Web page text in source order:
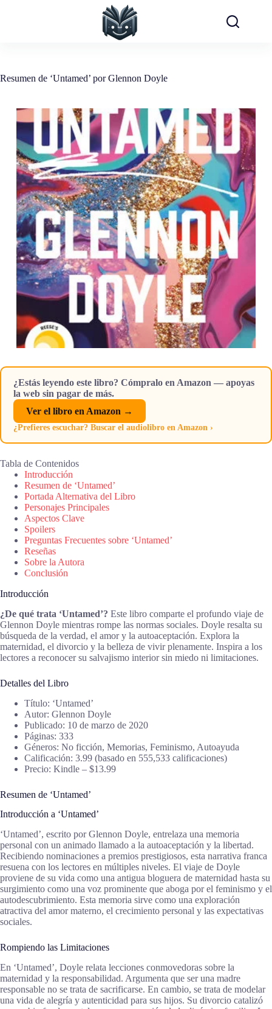
Resumen de ‘Untamed’ por Glennon Doyle
¿Estás leyendo este libro? Cómpralo en Amazon — apoyas
la web sin pagar de más.
Ver el libro en Amazon →
¿Prefieres escuchar? Buscar el audiolibro en Amazon ›
Tabla de Contenidos
Introducción
Resumen de ‘Untamed’
Portada Alternativa del Libro
Personajes Principales
Aspectos Clave
Spoilers
Preguntas Frecuentes sobre ‘Untamed’
Reseñas
Sobre la Autora
Conclusión
Introducción
¿De qué trata ‘Untamed’? Este libro comparte el profundo viaje de
Glennon Doyle mientras rompe las normas sociales. Doyle resalta su
búsqueda de la verdad, el amor y la autoaceptación. Explora la
maternidad, el divorcio y la belleza de vivir plenamente. Inspira a los
lectores a reconocer su salvajismo interior sin miedo ni limitaciones.
Detalles del Libro
Título: ‘Untamed’
Autor: Glennon Doyle
Publicado: 10 de marzo de 2020
Páginas: 333
Géneros: No ficción, Memorias, Feminismo, Autoayuda
Calificación: 3.99 (basado en 555,533 calificaciones)
Precio: Kindle – $13.99
Resumen de ‘Untamed’
Introducción a ‘Untamed’
‘Untamed’, escrito por Glennon Doyle, entrelaza una memoria
personal con un animado llamado a la autoaceptación y la libertad.
Recibiendo nominaciones a premios prestigiosos, esta narrativa franca
resuena con los lectores en múltiples niveles. El viaje de Doyle
proviene de su vida como una antigua bloguera de maternidad hasta su
surgimiento como una voz prominente que aboga por el feminismo y el
autodescubrimiento. Esta memoria sirve como una exploración
atractiva del amor materno, el crecimiento personal y las expectativas
sociales.
Rompiendo las Limitaciones
En ‘Untamed’, Doyle relata lecciones conmovedoras sobre la
maternidad y la responsabilidad. Argumenta que ser una madre
responsable no se trata de sacrificarse. En cambio, se trata de modelar
una vida de alegría y autenticidad para sus hijos. Su divorcio catalizó